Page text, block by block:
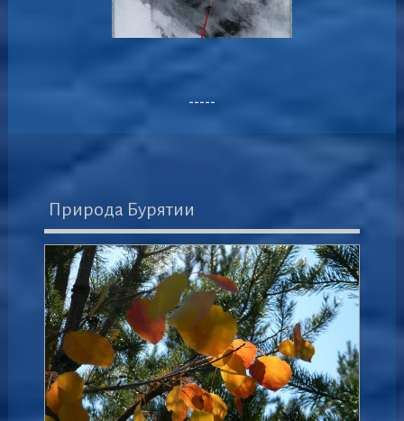
-----
Природа Бурятии